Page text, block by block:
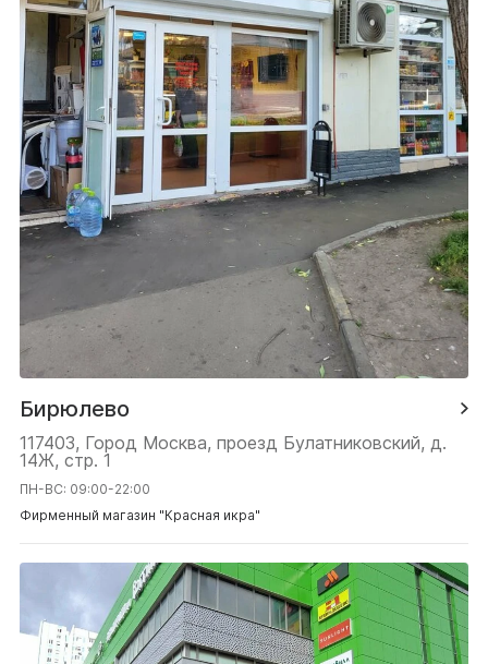
Бирюлево
117403, Город Москва, проезд Булатниковский, д.
14Ж, стр. 1
ПН-ВС: 09:00-22:00
Фирменный магазин "Красная икра"